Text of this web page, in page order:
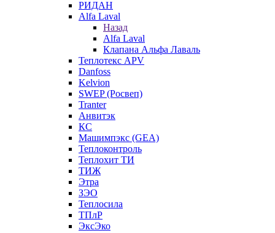
РИДАН
Alfa Laval
Назад
Alfa Laval
Клапана Альфа Лаваль
Теплотекс APV
Danfoss
Kelvion
SWEP (Росвеп)
Tranter
Анвитэк
КС
Машимпэкс (GEA)
Теплоконтроль
Теплохит ТИ
ТИЖ
Этра
ЗЭО
Теплосила
ТПлР
ЭксЭко